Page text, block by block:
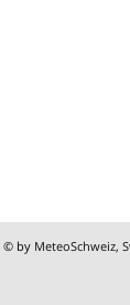
© by MeteoSchweiz,